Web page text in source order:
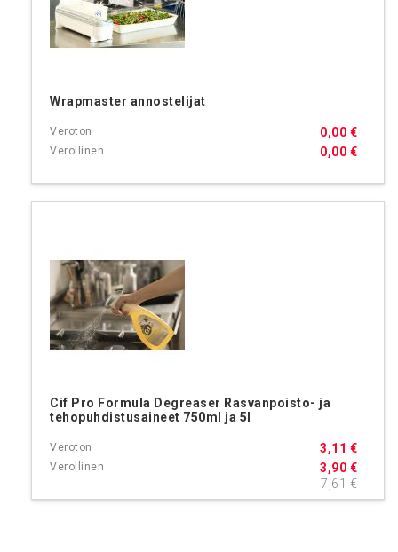
Wrapmaster annostelijat
0,00 €
0,00 €
Cif Pro Formula Degreaser Rasvanpoisto- ja
tehopuhdistusaineet 750ml ja 5l
3,90 €
3,11 €
7,61 €